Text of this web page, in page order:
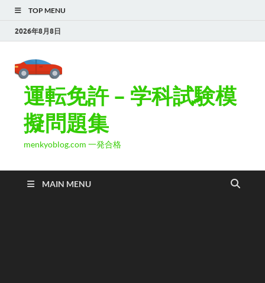
TOP MENU
2026年8月8日
運転免許 – 学科試験模
擬問題集
menkyoblog.com 一発合格
MAIN MENU